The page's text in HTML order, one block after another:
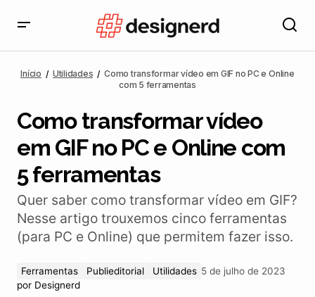
ferramentas
Início Utilidades
Como transformar vídeo em GIF no PC e Online
com 5 ferramentas
Como transformar vídeo
em GIF no PC e Online com
5 ferramentas
Quer saber como transformar vídeo em GIF?
Nesse artigo trouxemos cinco ferramentas
(para PC e Online) que permitem fazer isso.
Ferramentas Publieditorial Utilidades 5 de julho de 2023
por Designerd